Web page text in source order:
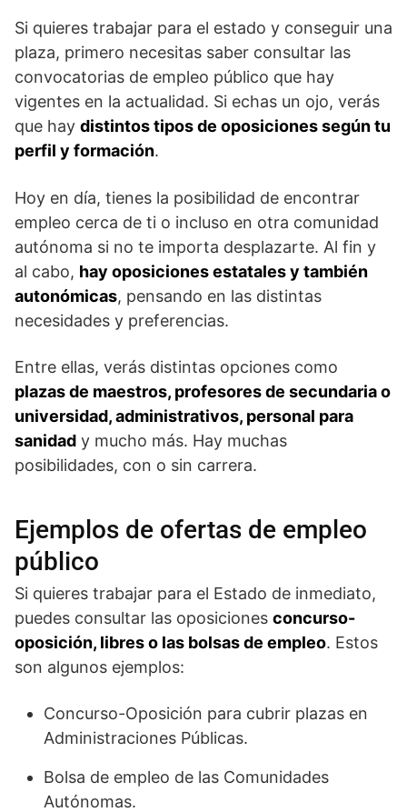
Si quieres trabajar para el estado y conseguir una
plaza, primero necesitas saber consultar las
convocatorias de empleo público que hay
vigentes en la actualidad. Si echas un ojo, verás
que hay distintos tipos de oposiciones según tu
perfil y formación.
Hoy en día, tienes la posibilidad de encontrar
empleo cerca de ti o incluso en otra comunidad
autónoma si no te importa desplazarte. Al fin y
al cabo, hay oposiciones estatales y también
autonómicas, pensando en las distintas
necesidades y preferencias.
Entre ellas, verás distintas opciones como
plazas de maestros, profesores de secundaria o
universidad, administrativos, personal para
sanidad y mucho más. Hay muchas
posibilidades, con o sin carrera.
Ejemplos de ofertas de empleo
público
Si quieres trabajar para el Estado de inmediato,
puedes consultar las oposiciones concurso-
oposición, libres o las bolsas de empleo. Estos
son algunos ejemplos:
Concurso-Oposición para cubrir plazas en
Administraciones Públicas.
Bolsa de empleo de las Comunidades
Autónomas.